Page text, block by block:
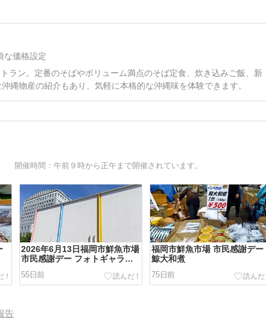
な価格設定
ラン。定番のそばやボリューム満点のそば定食、炊き込みご飯、新
縄物産の紹介もあり、気軽に本格的な沖縄味を体験できます。
開催時間：午前９時から正午まで開催されています。
2026年6月13日福岡市鮮魚市場
市民感謝デー フォトギャラリ
55日前
福岡市鮮魚市場 市民感謝デー
鯨大和煮
75日前
告